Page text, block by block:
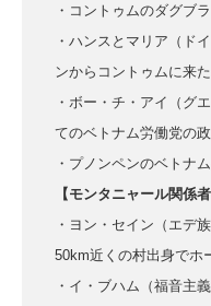
・コントゥムのダグブ
・ハンスとマリア（ド
ンからコントゥムに来
・ボー・チ・アイ（グ
てのベトナム労働党の政
・プノンペンのベトナ
【モンタニャール関係者
・ヨン・セイン（エデ
50km近くの村出身でホ
・イ・ブハム（福音主